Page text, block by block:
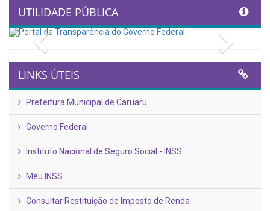
UTILIDADE PÚBLICA
Previous
LINKS ÚTEIS
Prefeitura Municipal de Caruaru
Governo Federal
Instituto Nacional de Seguro Social - INSS
Meu INSS
Consultar Restituição de Imposto de Renda